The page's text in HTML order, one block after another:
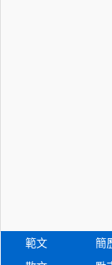
範文 簡